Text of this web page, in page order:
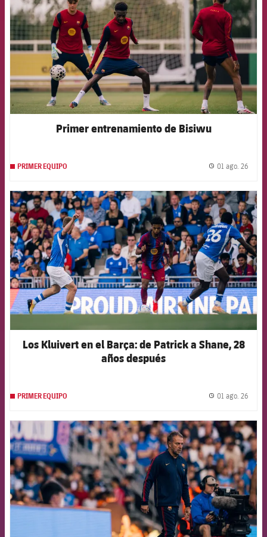
Primer entrenamiento de Bisiwu
PRIMER EQUIPO 01 ago. 26
FCB Barcelona badge
Los Kluivert en el Barça: de Patrick a Shane, 28
años después
PRIMER EQUIPO 01 ago. 26
FCB Barcelona badge